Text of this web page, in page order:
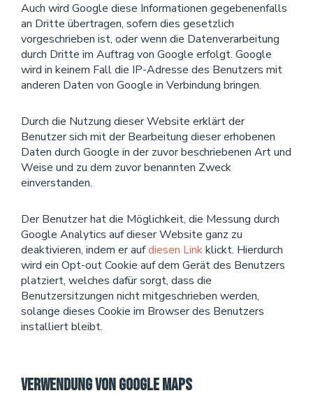
Auch wird Google diese Informationen gegebenenfalls
an Dritte übertragen, sofern dies gesetzlich
vorgeschrieben ist, oder wenn die Datenverarbeitung
durch Dritte im Auftrag von Google erfolgt. Google
wird in keinem Fall die IP-Adresse des Benutzers mit
anderen Daten von Google in Verbindung bringen.
Durch die Nutzung dieser Website erklärt der
Benutzer sich mit der Bearbeitung dieser erhobenen
Daten durch Google in der zuvor beschriebenen Art und
Weise und zu dem zuvor benannten Zweck
einverstanden.
Der Benutzer hat die Möglichkeit, die Messung durch
Google Analytics auf dieser Website ganz zu
deaktivieren, indem er aufdiesen Linkklickt. Hierdurch
wird ein Opt-out Cookie auf dem Gerät des Benutzers
platziert, welches dafür sorgt, dass die
Benutzersitzungen nicht mitgeschrieben werden,
solange dieses Cookie im Browser des Benutzers
installiert bleibt.
Verwendung von Google Maps